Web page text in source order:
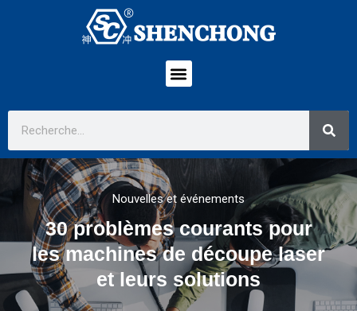
Nouvelles et événements
30 problèmes courants pour
les machines de découpe laser
et leurs solutions